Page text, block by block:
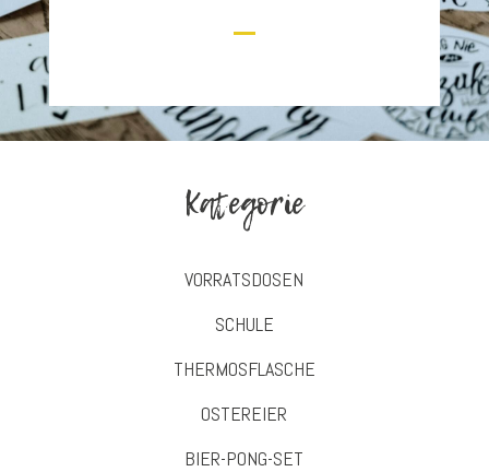
Kategorie
VORRATSDOSEN
SCHULE
THERMOSFLASCHE
OSTEREIER
BIER-PONG-SET